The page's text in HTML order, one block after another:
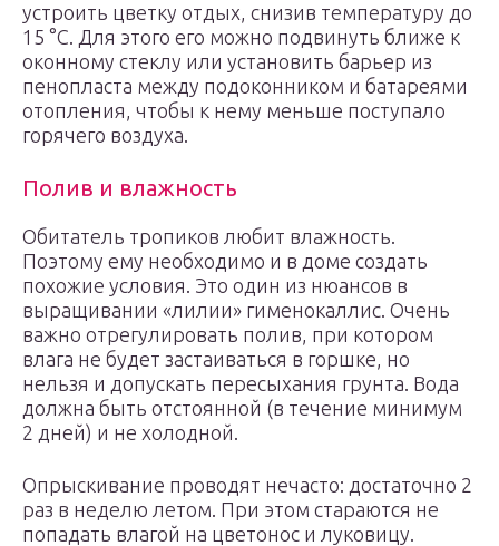
устроить цветку отдых, снизив температуру до
15 °C. Для этого его можно подвинуть ближе к
оконному стеклу или установить барьер из
пенопласта между подоконником и батареями
отопления, чтобы к нему меньше поступало
горячего воздуха.
Полив и влажность
Обитатель тропиков любит влажность.
Поэтому ему необходимо и в доме создать
похожие условия. Это один из нюансов в
выращивании «лилии» гименокаллис. Очень
важно отрегулировать полив, при котором
влага не будет застаиваться в горшке, но
нельзя и допускать пересыхания грунта. Вода
должна быть отстоянной (в течение минимум
2 дней) и не холодной.
Опрыскивание проводят нечасто: достаточно 2
раз в неделю летом. При этом стараются не
попадать влагой на цветонос и луковицу.